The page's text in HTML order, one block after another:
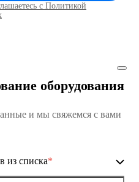
MES1428
MES1428
с Политикой
оборудования
и мы свяжемся с вами
из списка*